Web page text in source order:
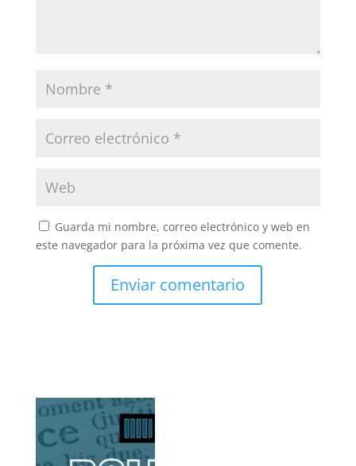
Guarda mi nombre, correo electrónico y web en
este navegador para la próxima vez que comente.